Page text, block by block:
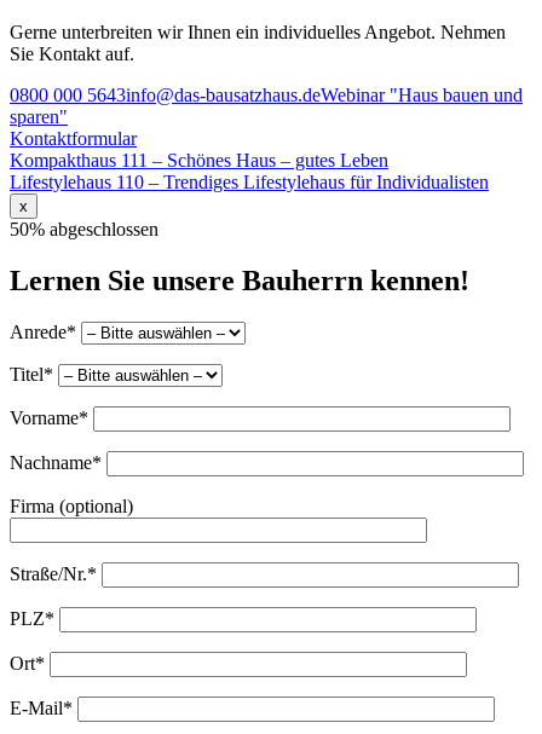
Gerne unterbreiten wir Ihnen ein individuelles Angebot. Nehmen
Sie Kontakt auf.
0800 000 5643info@das-bausatzhaus.deWebinar "Haus bauen und
sparen"
Kontaktformular
Beitragsnavigation
Kompakthaus 111 – Schönes Haus – gutes Leben
Lifestylehaus 110 – Trendiges Lifestylehaus für Individualisten
x
50% abgeschlossen
Lernen Sie unsere Bauherrn kennen!
Anrede*
Titel*
Vorname*
Nachname*
Firma (optional)
Straße/Nr.*
PLZ*
Ort*
E-Mail*